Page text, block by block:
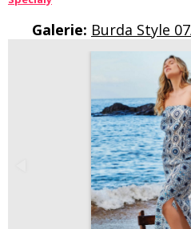
Galerie: Burda Style